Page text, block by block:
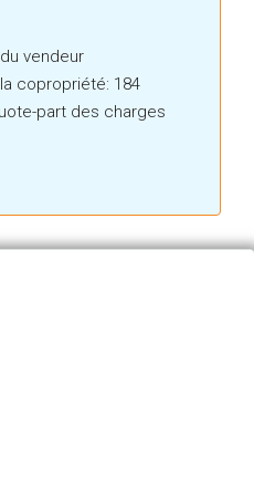
vendeur
copropriété: 184
part des charges